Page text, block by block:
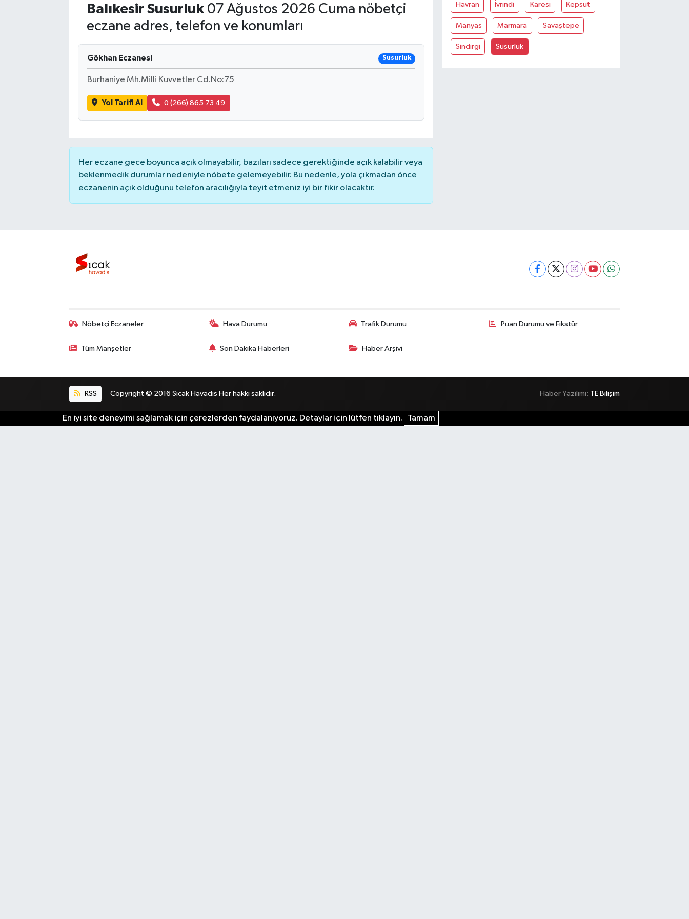
Balıkesir Susurluk07 Ağustos 2026 Cuma nöbetçi
eczane adres, telefon ve konumları
Gökhan Eczanesi Susurluk
Burhaniye Mh.Milli Kuvvetler Cd.No:75
Yol Tarifi Al 0 (266) 865 73 49
Her eczane gece boyunca açık olmayabilir, bazıları sadece gerektiğinde açık kalabilir veya
beklenmedik durumlar nedeniyle nöbete gelemeyebilir. Bu nedenle, yola çıkmadan önce
eczanenin açık olduğunu telefon aracılığıyla teyit etmeniz iyi bir fikir olacaktır.
Havran İvrindi Karesi Kepsut
Manyas Marmara Savaştepe
Sindirgi Susurluk
Nöbetçi Eczaneler Hava Durumu Trafik Durumu Puan Durumu ve Fikstür
Tüm Manşetler Son Dakika Haberleri Haber Arşivi
RSS Copyright © 2016 Sıcak Havadis Her hakkı saklıdır. Haber Yazılımı: TE Bilişim
En iyi site deneyimi sağlamak için çerezlerden faydalanıyoruz. Detaylar için lütfen tıklayın. Tamam
Kültür & Sanat
Bilim, Teknoloji